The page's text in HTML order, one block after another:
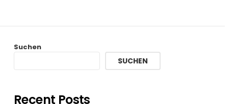
Suchen
SUCHEN
Recent Posts